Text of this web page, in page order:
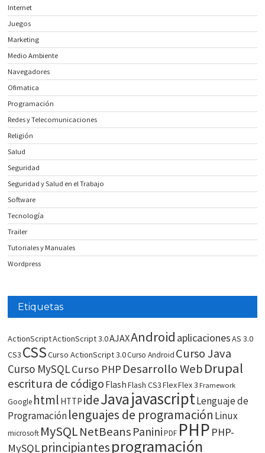
Internet
Juegos
Marketing
Medio Ambiente
Navegadores
Ofimatica
Programación
Redes y Telecomunicaciones
Religión
Salud
Seguridad
Seguridad y Salud en el Trabajo
Software
Tecnología
Trailer
Tutoriales y Manuales
Wordpress
Etiquetas
ActionScriptActionScript 3.0AJAXAndroid aplicacionesAS 3.0
CS3 CSSCurso ActionScript 3.0Curso Android Curso Java
Curso MySQLCurso PHP Desarrollo WebDrupal
escritura de código FlashFlash CS3FlexFlex 3 Framework
Google html HTTP ideJavajavascriptLenguaje de
Programaciónlenguajes de programación Linux
microsoft MySQLNetBeans Panini PDF PHP PHP-
MySQLprincipiantesprogramación